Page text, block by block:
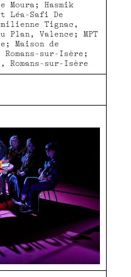
Moura; Hasmik
Léa-Safi De
Tignac,
Plan, Valence; MPT
Maison de
sur-Isère;
Romans-sur-Isère